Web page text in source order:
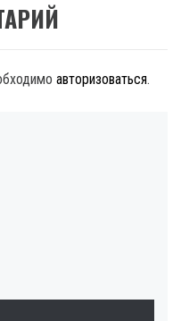
авторизоваться.